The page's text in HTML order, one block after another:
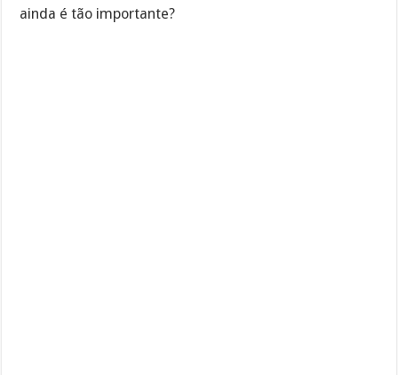
ainda é tão importante?